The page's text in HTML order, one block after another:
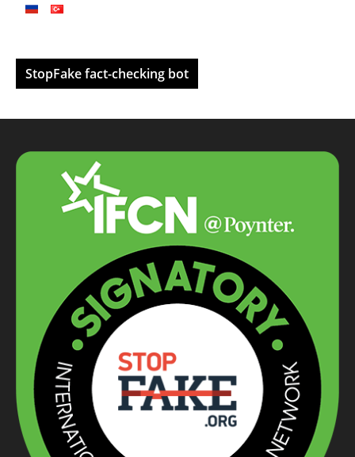
StopFake fact-checking bot